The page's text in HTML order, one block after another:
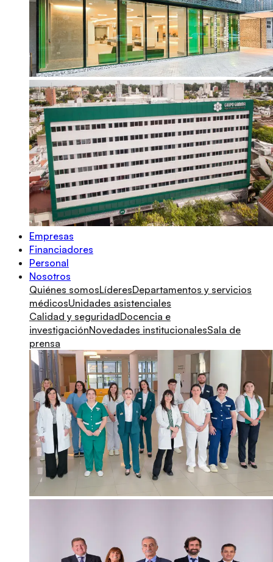
Empresas
Financiadores
Personal
Nosotros
Quiénes somosLíderesDepartamentos y servicios
médicosUnidades asistenciales
Calidad y seguridadDocencia e
investigaciónNovedades institucionalesSala de
prensa